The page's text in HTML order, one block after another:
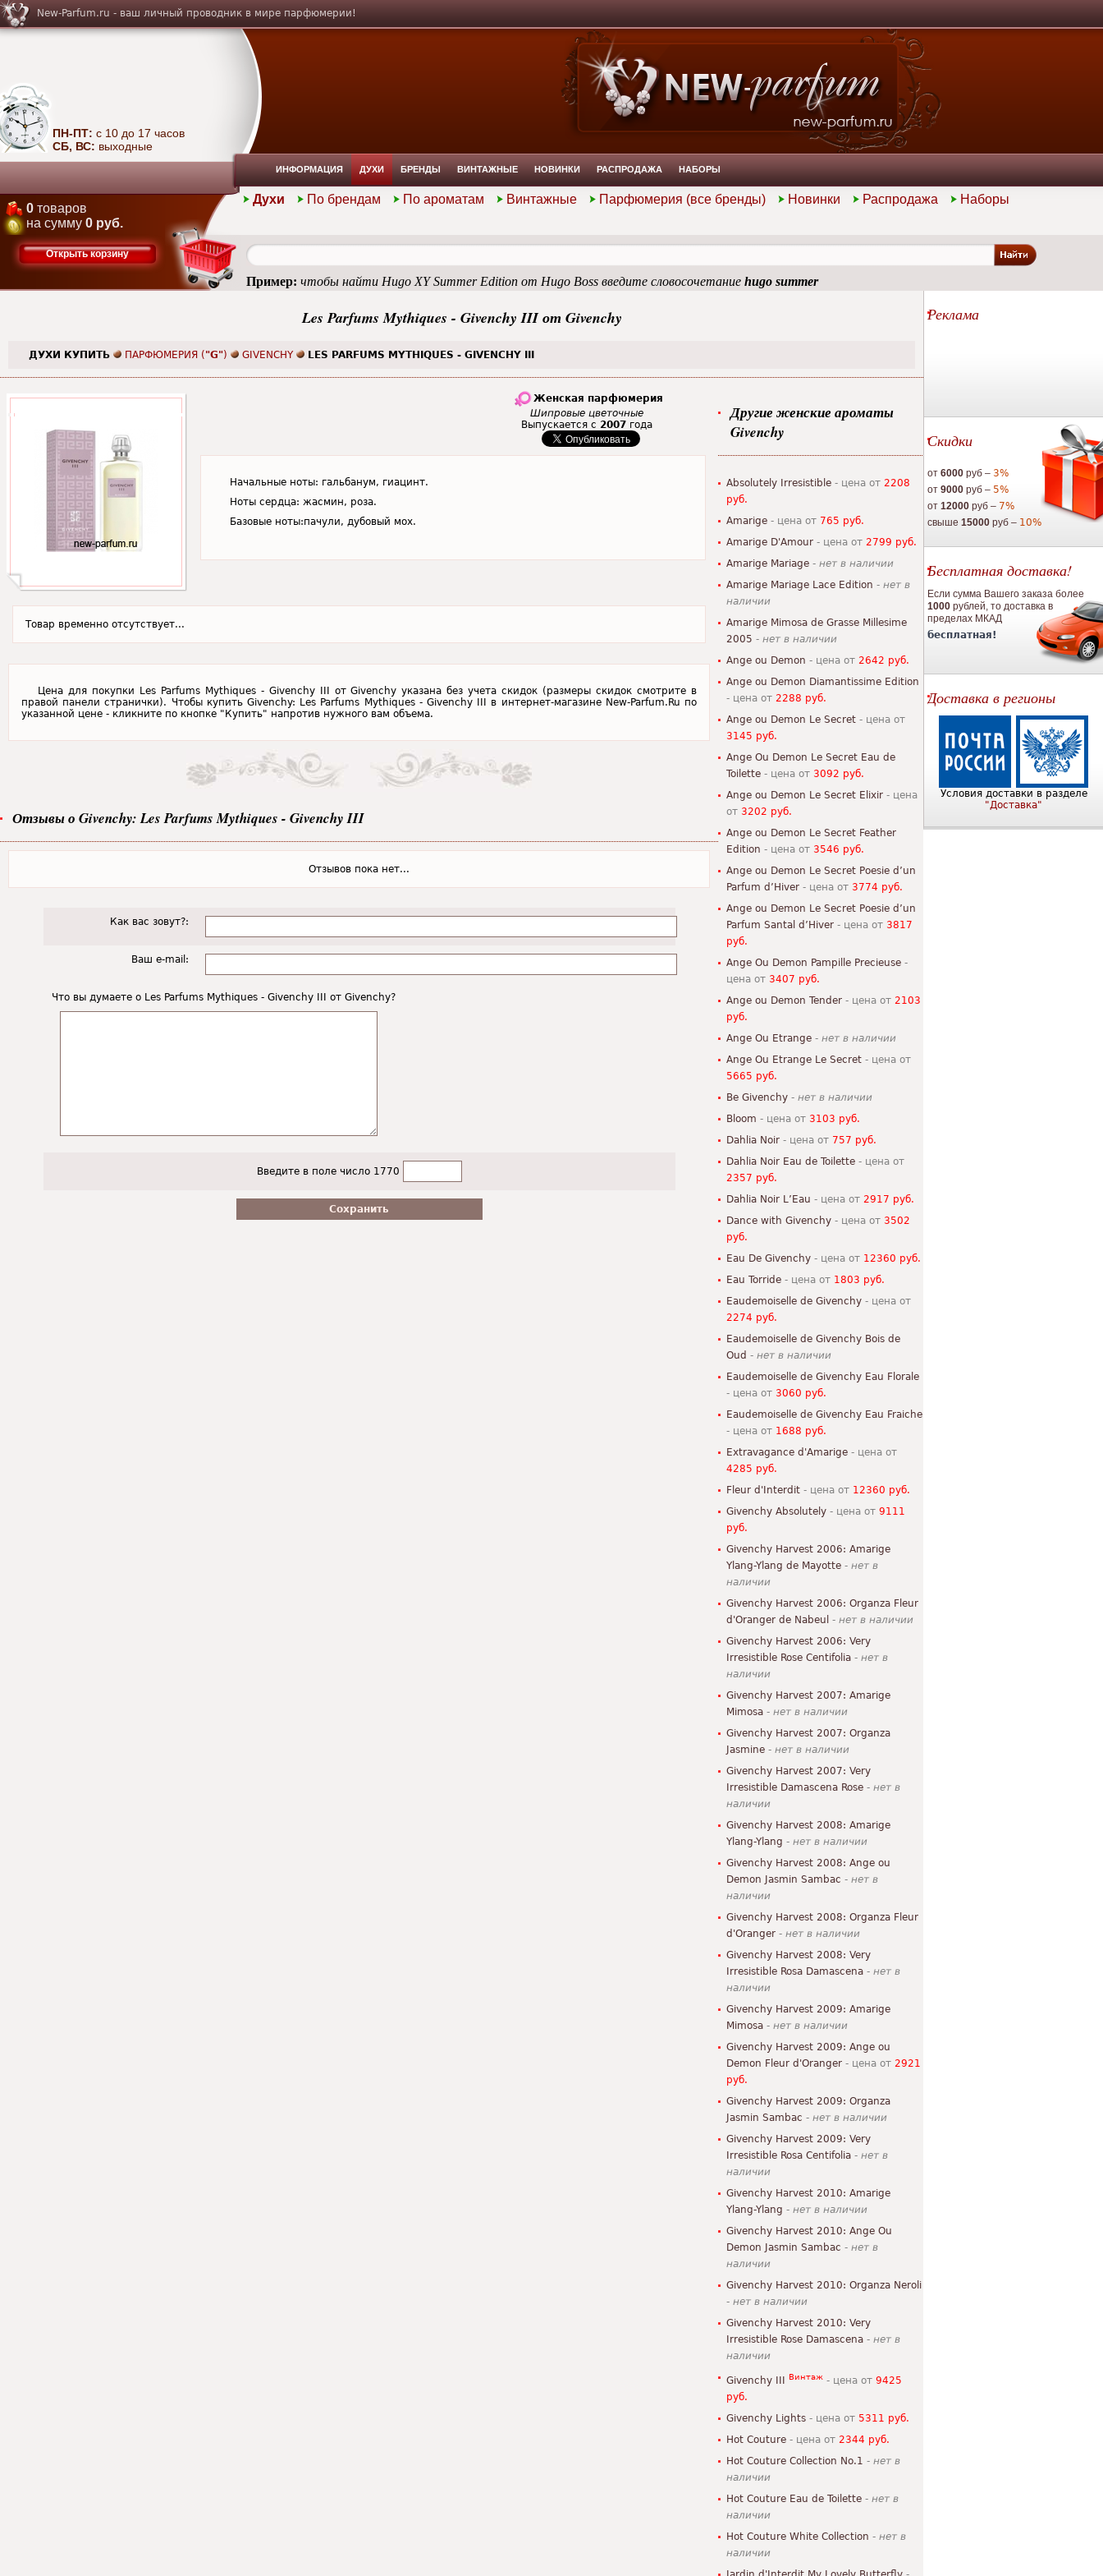
Les Parfums Mythiques - Givenchy III от Givenchy
ДУХИ КУПИТЬ ПАРФЮМЕРИЯ ( "G") GIVENCHY LES PARFUMS MYTHIQUES - GIVENCHY III
Женская парфюмерия
Шипровые цветочные
Выпускается с 2007 года
Начальные ноты: гальбанум, гиацинт.
Ноты сердца: жасмин, роза.
Базовые ноты:пачули, дубовый мох.
Товар временно отсутствует...
Цена для покупки Les Parfums Mythiques - Givenchy III от Givenchy указана без учета скидок (размеры скидок смотрите в
правой панели странички). Чтобы купить Givenchy: Les Parfums Mythiques - Givenchy III в интернет-магазине New-Parfum.Ru по
указанной цене - кликните по кнопке "Купить" напротив нужного вам объема.
Отзывы о Givenchy: Les Parfums Mythiques - Givenchy III
Отзывов пока нет...
Как вас зовут?:
Ваш e-mail:
Что вы думаете о Les Parfums Mythiques - Givenchy III от Givenchy?
Введите в поле число 1770
Другие женские ароматы
Givenchy
Absolutely Irresistible - цена от 2208
руб.
Amarige - цена от 765 руб.
Amarige D'Amour - цена от 2799 руб.
Amarige Mariage - нет в наличии
Amarige Mariage Lace Edition - нет в
наличии
Amarige Mimosa de Grasse Millesime
2005 - нет в наличии
Ange ou Demon - цена от 2642 руб.
Ange ou Demon Diamantissime Edition
- цена от 2288 руб.
Ange ou Demon Le Secret - цена от
3145 руб.
Ange Ou Demon Le Secret Eau de
Toilette - цена от 3092 руб.
Ange ou Demon Le Secret Elixir - цена
от 3202 руб.
Ange ou Demon Le Secret Feather
Edition - цена от 3546 руб.
Ange ou Demon Le Secret Poesie d’un
Parfum d’Hiver - цена от 3774 руб.
Ange ou Demon Le Secret Poesie d’un
Parfum Santal d’Hiver - цена от 3817
руб.
Ange Ou Demon Pampille Precieuse -
цена от 3407 руб.
Ange ou Demon Tender - цена от 2103
руб.
Ange Ou Etrange - нет в наличии
Ange Ou Etrange Le Secret - цена от
5665 руб.
Be Givenchy - нет в наличии
Bloom - цена от 3103 руб.
Dahlia Noir - цена от 757 руб.
Dahlia Noir Eau de Toilette - цена от
2357 руб.
Dahlia Noir L’Eau - цена от 2917 руб.
Dance with Givenchy - цена от 3502
руб.
Eau De Givenchy - цена от 12360 руб.
Eau Torride - цена от 1803 руб.
Eaudemoiselle de Givenchy - цена от
2274 руб.
Eaudemoiselle de Givenchy Bois de
Oud - нет в наличии
Eaudemoiselle de Givenchy Eau Florale
- цена от 3060 руб.
Eaudemoiselle de Givenchy Eau Fraiche
- цена от 1688 руб.
Extravagance d'Amarige - цена от
4285 руб.
Fleur d'Interdit - цена от 12360 руб.
Givenchy Absolutely - цена от 9111
руб.
Givenchy Harvest 2006: Amarige
Ylang-Ylang de Mayotte - нет в
наличии
Givenchy Harvest 2006: Organza Fleur
d'Oranger de Nabeul - нет в наличии
Givenchy Harvest 2006: Very
Irresistible Rose Centifolia - нет в
наличии
Givenchy Harvest 2007: Amarige
Mimosa - нет в наличии
Givenchy Harvest 2007: Organza
Jasmine - нет в наличии
Givenchy Harvest 2007: Very
Irresistible Damascena Rose - нет в
наличии
Givenchy Harvest 2008: Amarige
Ylang-Ylang - нет в наличии
Givenchy Harvest 2008: Ange ou
Demon Jasmin Sambac - нет в
наличии
Givenchy Harvest 2008: Organza Fleur
d'Oranger - нет в наличии
Givenchy Harvest 2008: Very
Irresistible Rosa Damascena - нет в
наличии
Givenchy Harvest 2009: Amarige
Mimosa - нет в наличии
Givenchy Harvest 2009: Ange ou
Demon Fleur d'Oranger - цена от 2921
руб.
Givenchy Harvest 2009: Organza
Jasmin Sambac - нет в наличии
Givenchy Harvest 2009: Very
Irresistible Rosa Centifolia - нет в
наличии
Givenchy Harvest 2010: Amarige
Ylang-Ylang - нет в наличии
Givenchy Harvest 2010: Ange Ou
Demon Jasmin Sambac - нет в
наличии
Givenchy Harvest 2010: Organza Neroli
- нет в наличии
Givenchy Harvest 2010: Very
Irresistible Rose Damascena - нет в
наличии
Givenchy III Винтаж - цена от 9425
руб.
Givenchy Lights - цена от 5311 руб.
Hot Couture - цена от 2344 руб.
Hot Couture Collection No.1 - нет в
наличии
Hot Couture Eau de Toilette - нет в
наличии
Hot Couture White Collection - нет в
наличии
Реклама
Скидки
от 6000 руб – 3%
от 9000 руб – 5%
от 12000 руб – 7%
свыше 15000 руб – 10%
Бесплатная доставка!
Если сумма Вашего заказа более
1000 рублей, то доставка в
пределах МКАД
бесплатная!
Доставка в регионы
Условия доставки в разделе
"Доставка"
New-Parfum.ru - ваш личный проводник в мире парфюмерии!
ПН-ПТ: с 10 до 17 часов
СБ, ВС: выходные
ИНФОРМАЦИЯ ДУХИ БРЕНДЫ ВИНТАЖНЫЕ НОВИНКИ РАСПРОДАЖА НАБОРЫ
Духи По брендам По ароматам Винтажные Парфюмерия (все бренды) Новинки Распродажа Наборы
0 товаров
на сумму 0 руб.
Открыть корзину
Пример: чтобы найти Hugo XY Summer Edition от Hugo Boss введите словосочетание hugo summer